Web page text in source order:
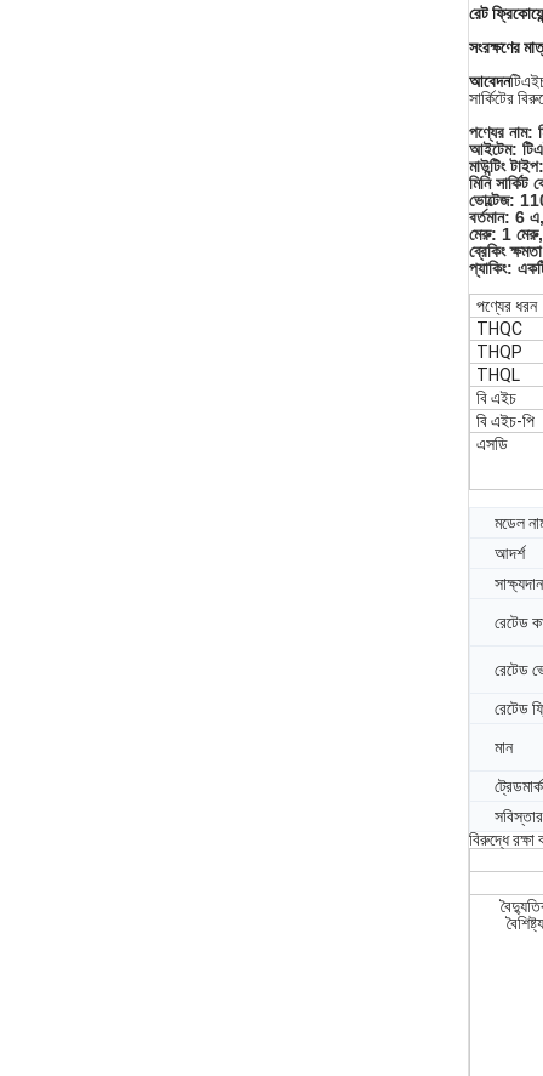
রেট
সংরক্ষণের
আবেদন
সার্কিটের
পণ্যের নাম:
আইটেম:
মাউন্টিং
মিনি সার্কিট
ভোল্টেজ:
বর্তমান:
মেরু: 1
ব্রেকিং
প্যাকিং:
পণ্যের ধরন
THQC
THQP
THQL
বি এইচ
বি এইচ-পি
এসডি
মডেল
আদর্শ
সাক্ষ্যদান
রেটেড
রেটেড
রেটেড
মান
ট্রেডমার্ক
বিরুদ্ধে
বৈশিষ্ট্য